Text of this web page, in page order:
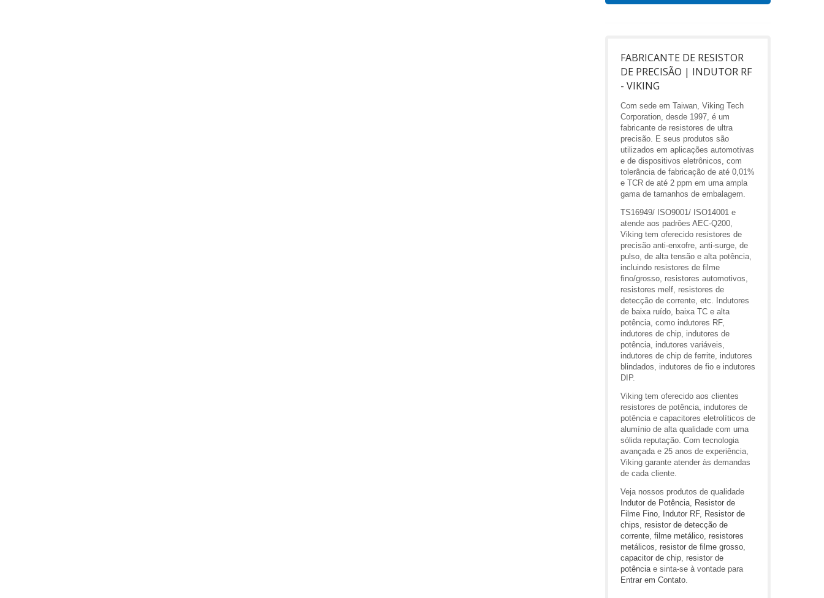
FABRICANTE DE RESISTOR
DE PRECISÃO | INDUTOR RF
- VIKING
Com sede em Taiwan, Viking Tech
Corporation, desde 1997, é um
fabricante de resistores de ultra
precisão. E seus produtos são
utilizados em aplicações automotivas
e de dispositivos eletrônicos, com
tolerância de fabricação de até 0,01%
e TCR de até 2 ppm em uma ampla
gama de tamanhos de embalagem.
TS16949/ ISO9001/ ISO14001 e
atende aos padrões AEC-Q200,
Viking tem oferecido resistores de
precisão anti-enxofre, anti-surge, de
pulso, de alta tensão e alta potência,
incluindo resistores de filme
fino/grosso, resistores automotivos,
resistores melf, resistores de
detecção de corrente, etc. Indutores
de baixa ruído, baixa TC e alta
potência, como indutores RF,
indutores de chip, indutores de
potência, indutores variáveis,
indutores de chip de ferrite, indutores
blindados, indutores de fio e indutores
DIP.
Viking tem oferecido aos clientes
resistores de potência, indutores de
potência e capacitores eletrolíticos de
alumínio de alta qualidade com uma
sólida reputação. Com tecnologia
avançada e 25 anos de experiência,
Viking garante atender às demandas
de cada cliente.
Veja nossos produtos de qualidade
Indutor de Potência, Resistor de
Filme Fino, Indutor RF, Resistor de
chips, resistor de detecção de
corrente, filme metálico, resistores
metálicos, resistor de filme grosso,
capacitor de chip, resistor de
potênciae sinta-se à vontade para
Entrar em Contato.